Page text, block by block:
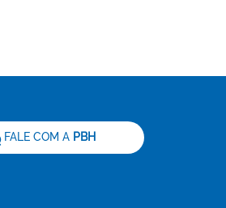
FALE COM A PBH